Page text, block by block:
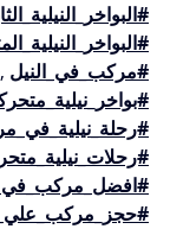
#مركب_في_النيل ,